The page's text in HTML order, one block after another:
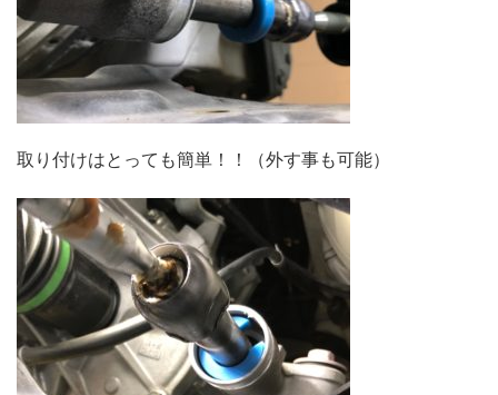
取り付けはとっても簡単！！（外す事も可能）